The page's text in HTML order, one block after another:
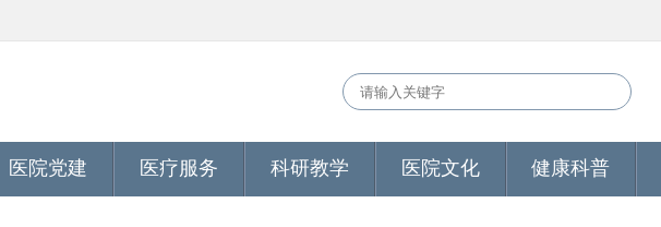
医院党建 医疗服务 科研教学 医院文化 健康科普